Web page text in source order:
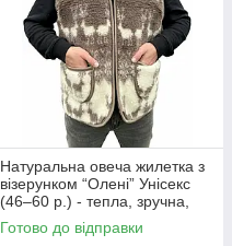
Натуральна овеча жилетка з
візерунком “Олені” Унісекс
(46–60 р.) - тепла, зручна,
екологічна, для дому та
прогулянок
Готово до відправки